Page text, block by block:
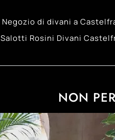
Negozio di divani a
Salotti Rosini Divani
NON